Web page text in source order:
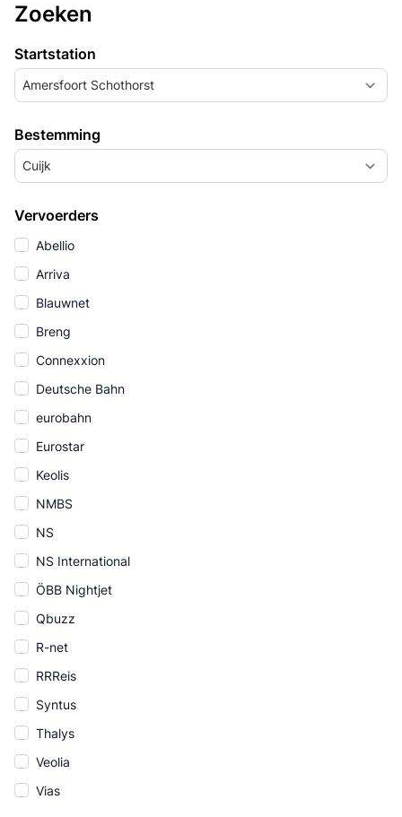
Zoeken
Startstation
Amersfoort Schothorst
Bestemming
Cuijk
Vervoerders
Abellio
Arriva
Blauwnet
Breng
Connexxion
Deutsche Bahn
eurobahn
Eurostar
Keolis
NMBS
NS
NS International
ÖBB Nightjet
Qbuzz
R-net
RRReis
Syntus
Thalys
Veolia
Vias